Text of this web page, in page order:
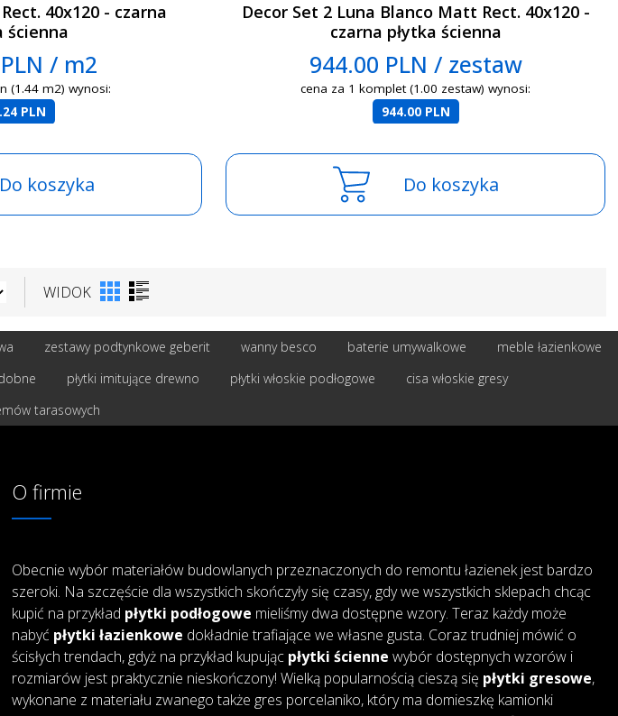
40x120 - czarna
ścienna
/ m2
(1.44 m2) wynosi:
PLN
Do koszyka
Decor Set 2 Luna Blanco Matt Rect. 40x120 -
czarna płytka ścienna
944.00 PLN / zestaw
cena za 1 komplet (1.00 zestaw) wynosi:
944.00 PLN
Do koszyka
WIDOK
zestawy podtynkowe geberit wanny besco baterie umywalkowe
meble łazienkowe
płytki imitujące drewno płytki włoskie podłogowe
cisa włoskie gresy
tarasowych
O firmie
Obecnie wybór materiałów budowlanych przeznaczonych do remontu łazienek jest bardzo
szeroki. Na szczęście dla wszystkich skończyły się czasy, gdy we wszystkich sklepach chcąc
kupić na przykład płytki podłogowe mieliśmy dwa dostępne wzory. Teraz każdy może
nabyć płytki łazienkowe dokładnie trafiające we własne gusta. Coraz trudniej mówić o
ścisłych trendach, gdyż na przykład kupując płytki ścienne wybór dostępnych wzorów i
rozmiarów jest praktycznie nieskończony! Wielką popularnością cieszą się płytki gresowe,
wykonane z materiału zwanego także gres porcelaniko, który ma domieszkę kamionki